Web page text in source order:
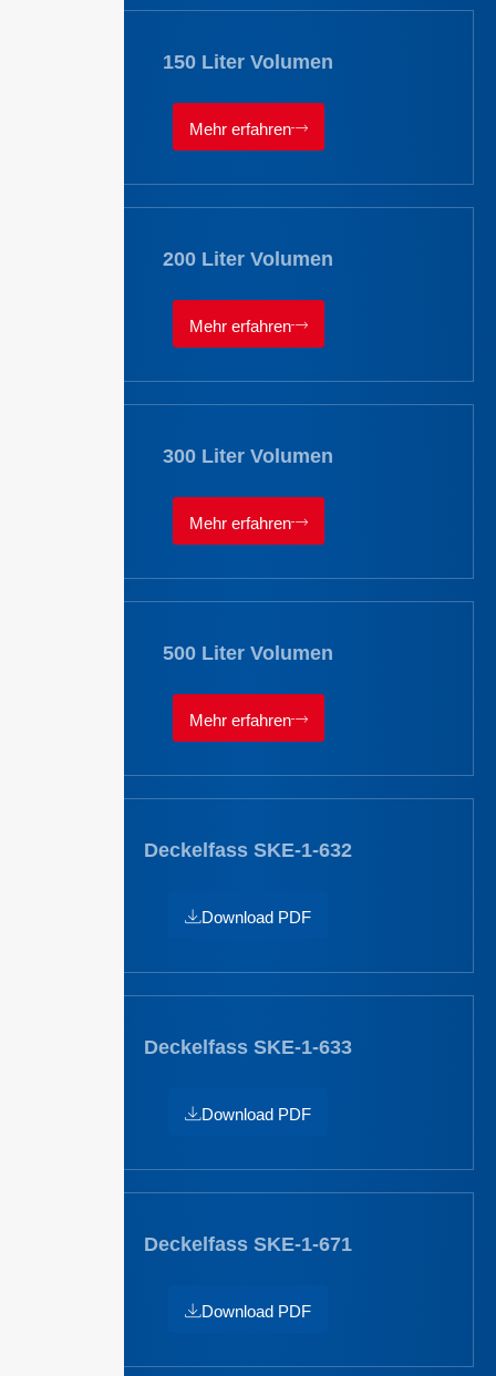
150 Liter Volumen
Mehr erfahren
200 Liter Volumen
Mehr erfahren
300 Liter Volumen
Mehr erfahren
500 Liter Volumen
Mehr erfahren
Deckelfass SKE-1-632
Download PDF
Deckelfass SKE-1-633
Download PDF
Deckelfass SKE-1-671
Download PDF